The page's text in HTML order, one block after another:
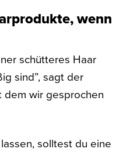
wenn
schütteres Haar
sind”, sagt der
dem wir gesprochen
solltest du eine